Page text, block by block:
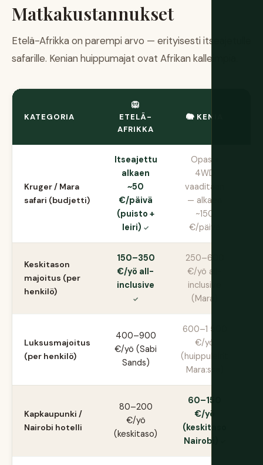
Matkakustannukset
Etelä-Afrikka on parempi arvo — erityisesti itseajetulle
safarille. Kenian huippumajat ovat Afrikan kalleimpia.
KATEGORIA
🦁
ETELÄ-
AFRIKKA
🐘 KENIA
Kruger / Mara
safari (budjetti)
Itseajettu
alkaen
~50
€/päivä
(puisto +
leiri)
Opas +
4WD
vaaditaan
— alkaen
~150
€/päivä
Keskitason
majoitus (per
henkilö)
150–350
€/yö all-
inclusive
250–600
€/yö all-
inclusive
(Mara)
Luksusmajoitus
(per henkilö)
400–900
€/yö (Sabi
Sands)
600–1 500
€/yö
(huippuleirit
Mara:ssa)
Kapkaupunki /
Nairobi hotelli
80–200
€/yö
(keskitaso)
60–150
€/yö
(keskitaso
Nairobi)